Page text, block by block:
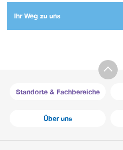
Ihr Weg zu uns
Standorte & Fachbereiche
Über uns